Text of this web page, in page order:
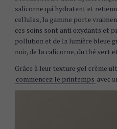
salicorne qui hydratent et
cellules, la gamme porte
ces soins sont anti oxydants et
pollution et de la lumière bleue
noir, de la calicorne, du thé vert
Grâce à leur texture gel crème
commencez le printemps avec